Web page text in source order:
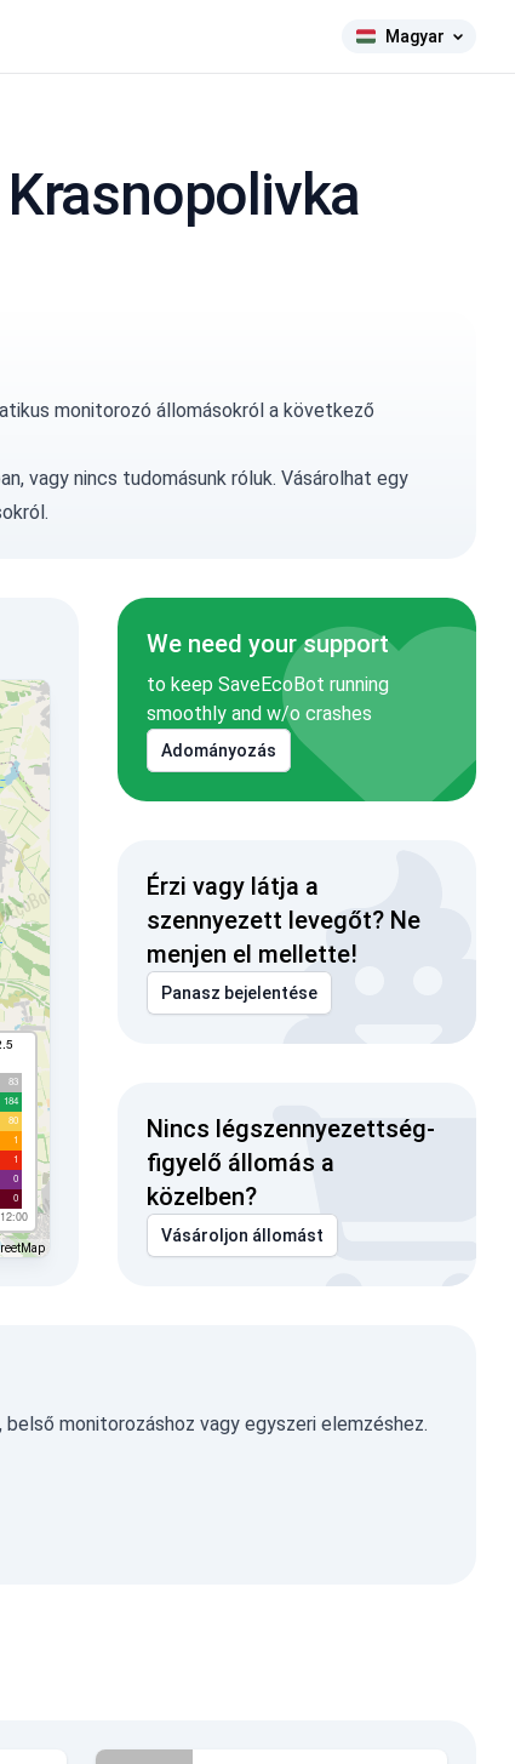
Magyar
monitorozó állomásokról a következő
vagy nincs tudomásunk róluk. Vásárolhat egy
83
184
80
1
1
0
0
We need your support
to keep SaveEcoBot running
smoothly and w/o crashes
Adományozás
Érzi vagy látja a
szennyezett levegőt? Ne
menjen el mellette!
Panasz bejelentése
Nincs légszennyezettség-
figyelő állomás a
közelben?
Vásároljon állomást
monitorozáshoz vagy egyszeri elemzéshez.